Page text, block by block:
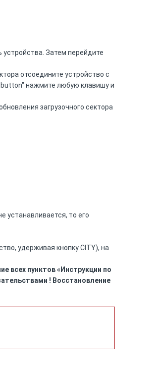
Затем перейдите
отсоедините устройство с
button" нажмите любую клавишу и
загрузочного сектора
устанавливается, то его
удерживая кнопку CITY), на
всех пунктов «Инструкции по
! Восстановление